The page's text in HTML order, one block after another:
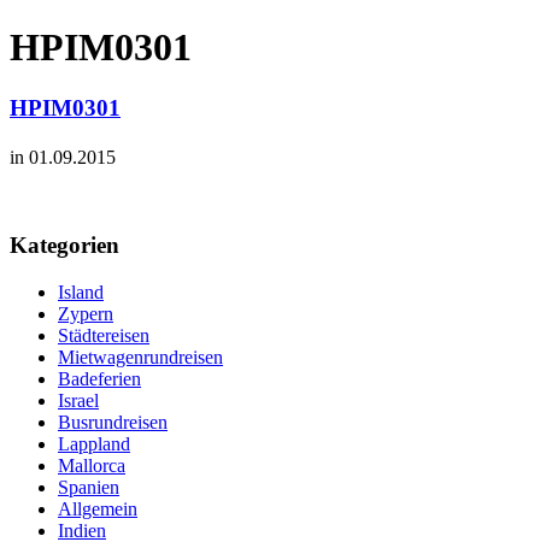
HPIM0301
HPIM0301
in 01.09.2015
Kategorien
Island
Zypern
Städtereisen
Mietwagenrundreisen
Badeferien
Israel
Busrundreisen
Lappland
Mallorca
Spanien
Allgemein
Indien